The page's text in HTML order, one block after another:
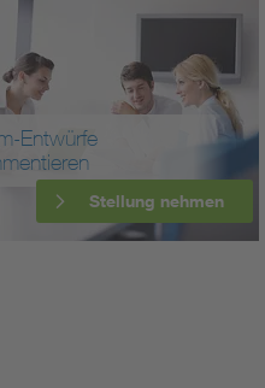
Entwürfe
Stellung nehmen